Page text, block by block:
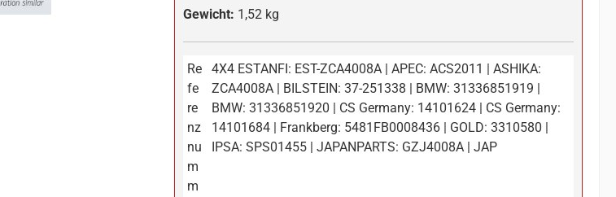
Gewicht: 1,52 kg
Re
fe
re
nz
nu
m
m
4X4 ESTANFI: EST-ZCA4008A | APEC: ACS2011 | ASHIKA:
ZCA4008A | BILSTEIN: 37-251338 | BMW: 31336851919 |
BMW: 31336851920 | CS Germany: 14101624 | CS Germany:
14101684 | Frankberg: 5481FB0008436 | GOLD: 3310580 |
IPSA: SPS01455 | JAPANPARTS: GZJ4008A | JAP